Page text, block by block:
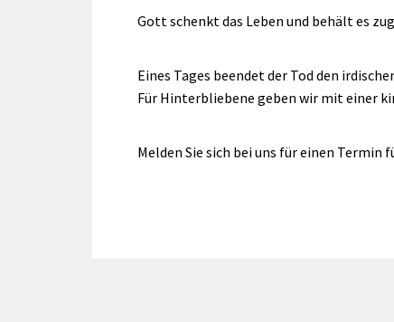
Gott schenkt das Leben und behält es
Eines Tages beendet der Tod den
Für Hinterbliebene geben wir mit einer
Melden Sie sich bei uns für einen Termin